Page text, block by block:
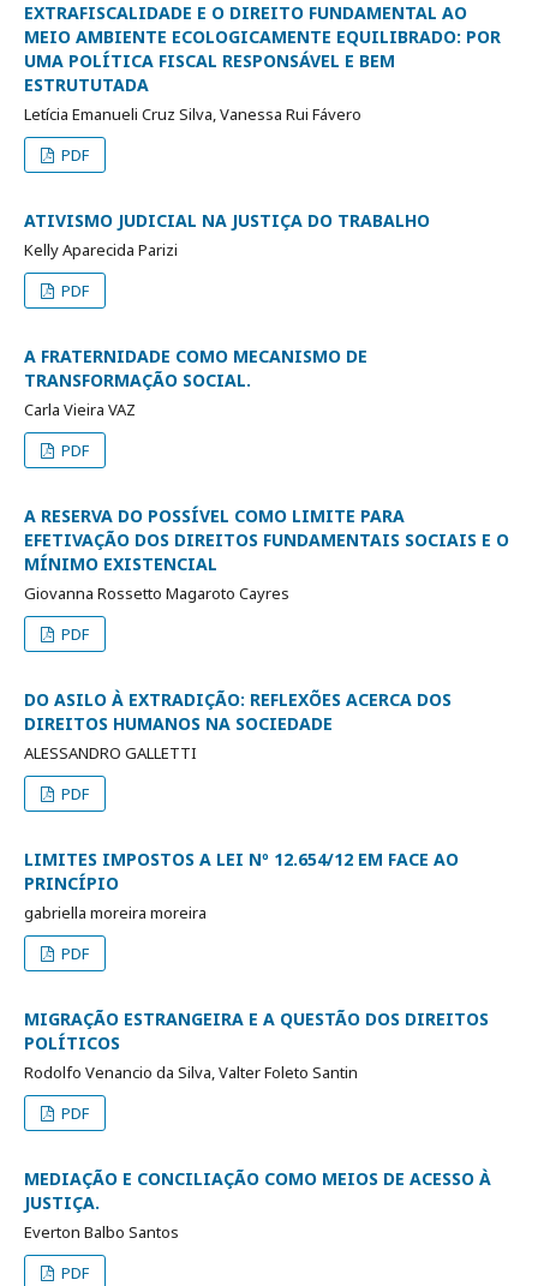
EXTRAFISCALIDADE E O DIREITO FUNDAMENTAL AO
MEIO AMBIENTE ECOLOGICAMENTE EQUILIBRADO: POR
UMA POLÍTICA FISCAL RESPONSÁVEL E BEM
ESTRUTUTADA
Letícia Emanueli Cruz Silva, Vanessa Rui Fávero
PDF
ATIVISMO JUDICIAL NA JUSTIÇA DO TRABALHO
Kelly Aparecida Parizi
PDF
A FRATERNIDADE COMO MECANISMO DE
TRANSFORMAÇÃO SOCIAL.
Carla Vieira VAZ
PDF
A RESERVA DO POSSÍVEL COMO LIMITE PARA
EFETIVAÇÃO DOS DIREITOS FUNDAMENTAIS SOCIAIS E O
MÍNIMO EXISTENCIAL
Giovanna Rossetto Magaroto Cayres
PDF
DO ASILO À EXTRADIÇÃO: REFLEXÕES ACERCA DOS
DIREITOS HUMANOS NA SOCIEDADE
ALESSANDRO GALLETTI
PDF
LIMITES IMPOSTOS A LEI Nº 12.654/12 EM FACE AO
PRINCÍPIO
gabriella moreira moreira
PDF
MIGRAÇÃO ESTRANGEIRA E A QUESTÃO DOS DIREITOS
POLÍTICOS
Rodolfo Venancio da Silva, Valter Foleto Santin
PDF
MEDIAÇÃO E CONCILIAÇÃO COMO MEIOS DE ACESSO À
JUSTIÇA.
Everton Balbo Santos
PDF